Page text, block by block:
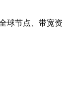
球节点、带宽资